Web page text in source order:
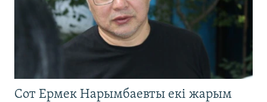
Сот Ермек Нарымбаевты екі жарым